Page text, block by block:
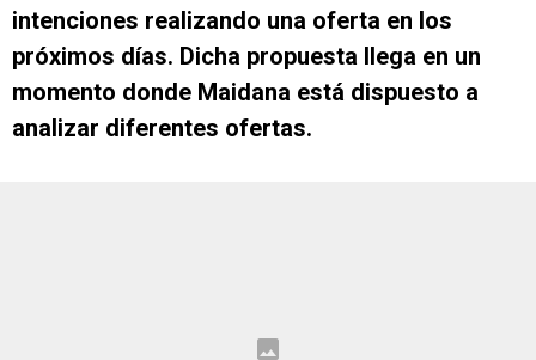
intenciones realizando una oferta en los
próximos días. Dicha propuesta llega en un
momento donde Maidana está dispuesto a
analizar diferentes ofertas.